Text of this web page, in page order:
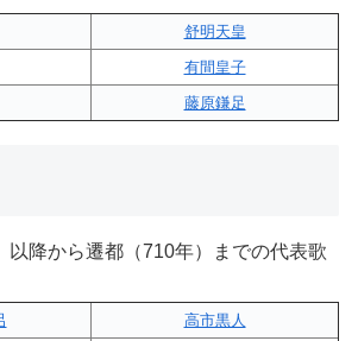
舒明天皇
有間皇子
藤原鎌足
以降から遷都（710年）までの代表歌
高市黒人